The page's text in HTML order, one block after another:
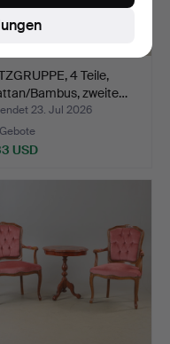
4 Teile,
Bambus, zweite…
23. Jul 2026
USD